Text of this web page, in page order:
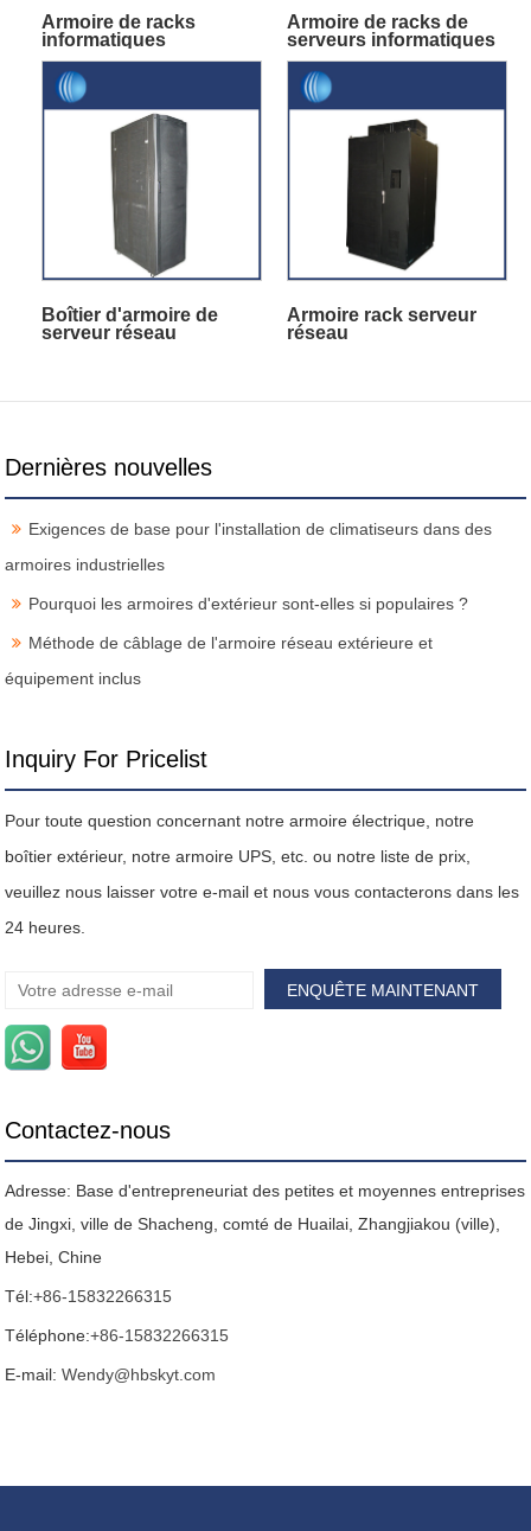
Armoire de racks
informatiques
d'intérieur debout
Armoire de racks de
serveurs informatiques
Boîtier d'armoire de
serveur réseau
Armoire rack serveur
réseau
Dernières nouvelles
Exigences de base pour l'installation de climatiseurs dans des
armoires industrielles
Pourquoi les armoires d'extérieur sont-elles si populaires ?
Méthode de câblage de l'armoire réseau extérieure et
équipement inclus
Inquiry For Pricelist
Pour toute question concernant notre armoire électrique, notre
boîtier extérieur, notre armoire UPS, etc. ou notre liste de prix,
veuillez nous laisser votre e-mail et nous vous contacterons dans les
24 heures.
Contactez-nous
Adresse: Base d'entrepreneuriat des petites et moyennes entreprises
de Jingxi, ville de Shacheng, comté de Huailai, Zhangjiakou (ville),
Hebei, Chine
Tél:+86-15832266315
Téléphone:+86-15832266315
E-mail:Wendy@hbskyt.com